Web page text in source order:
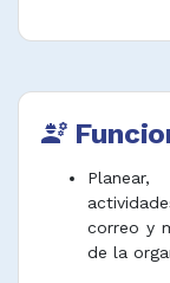
engineering
correo y
de la